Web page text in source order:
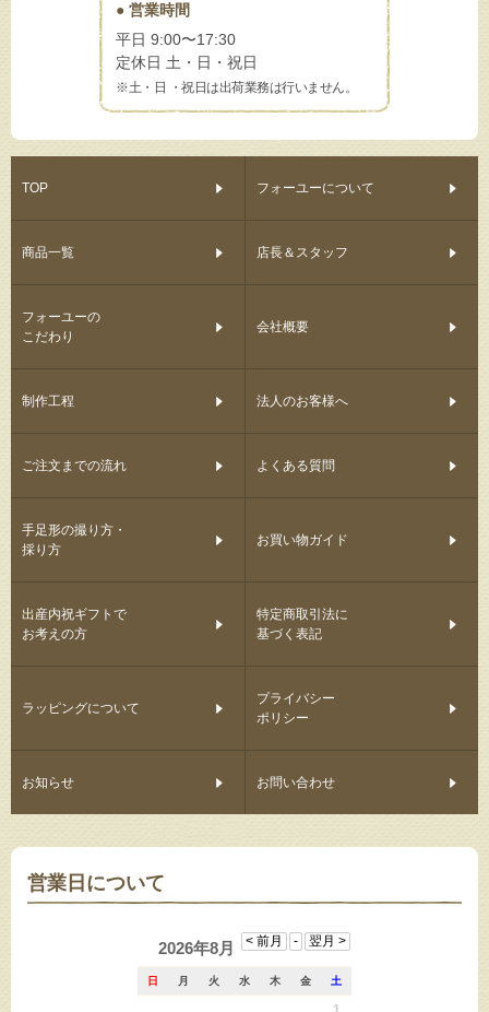
● 営業時間
平日 9:00〜17:30
定休日 土・日・祝日
※土・日 ・祝日は出荷業務は行いません。
TOP フォーユーについて
商品一覧 店長＆スタッフ
フォーユーの
こだわり
会社概要
制作工程 法人のお客様へ
ご注文までの流れ よくある質問
手足形の撮り方・
採り方
お買い物ガイド
出産内祝ギフトで
お考えの方
特定商取引法に
基づく表記
ラッピングについて
プライバシー
ポリシー
お知らせ お問い合わせ
営業日について
2026年8月
日 月 火 水 木 金 土